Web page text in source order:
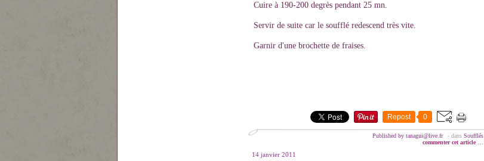
Cuire à 190-200 degrès pendant 25 mn.
Servir de suite car le soufflé redescend très vite.
Garnir d'une brochette de fraises.
Repost 0
Published by tanagui@live.fr - dans Soufflés
commenter cet article
14 janvier 2011